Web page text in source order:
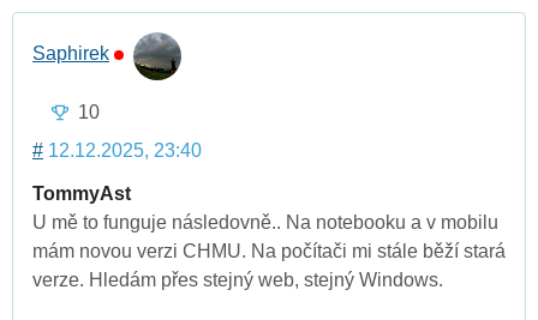
Saphirek
10
# 12.12.2025, 23:40
TommyAst
U mě to funguje následovně.. Na notebooku a v mobilu
mám novou verzi CHMU. Na počítači mi stále běží stará
verze. Hledám přes stejný web, stejný Windows.